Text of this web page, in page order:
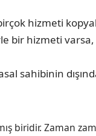
hizmeti
bir hizmeti
sahibinin
biridir. Zaman